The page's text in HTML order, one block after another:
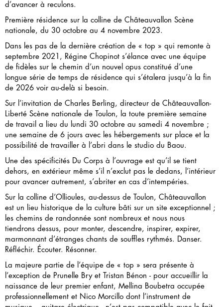
d’avancer à reculons.
Première résidence sur la colline de Châteauvallon Scène
nationale, du 30 octobre au 4 novembre 2023.
Dans les pas de la dernière création de « top » qui remonte à
septembre 2021, Régine Chopinot s’élance avec une équipe
de fidèles sur le chemin d’un nouvel opus constitué d’une
longue série de temps de résidence qui s’étalera jusqu’à la fin
de 2026 voir au-delà si besoin.
Sur l’invitation de Charles Berling, directeur de Châteauvallon-
Liberté Scène nationale de Toulon, la toute première semaine
de travail a lieu du lundi 30 octobre au samedi 4 novembre ;
une semaine de 6 jours avec les hébergements sur place et la
possibilité de travailler à l’abri dans le studio du Baou.
Une des spécificités Du Corps à l’ouvrage est qu’il se tient
dehors, en extérieur même s’il n’exclut pas le dedans, l’intérieur
pour avancer autrement, s’abriter en cas d’intempéries.
Sur la colline d’Ollioules, au-dessus de Toulon, Châteauvallon
est un lieu historique de la culture bâti sur un site exceptionnel ;
les chemins de randonnée sont nombreux et nous nous
tiendrons dessus, pour monter, descendre, inspirer, expirer,
marmonnant d’étranges chants de souffles rythmés. Danser.
Réfléchir. Écouter. Résonner.
La majeure partie de l’équipe de « top » sera présente à
l’exception de Prunelle Bry et Tristan Bénon - pour accueillir la
naissance de leur premier enfant, Mellina Boubetra occupée
professionnellement et Nico Morcillo dont l’instrument de